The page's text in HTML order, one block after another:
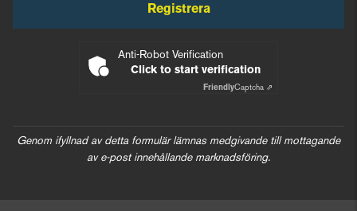
Registrera
Anti-Robot Verification
Click to start verification
FriendlyCaptcha ⇗
Genom ifyllnad av detta formulär lämnas medgivande till mottagande
av e-post innehållande marknadsföring.